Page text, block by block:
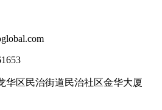
华区民治街道民治社区金华大厦